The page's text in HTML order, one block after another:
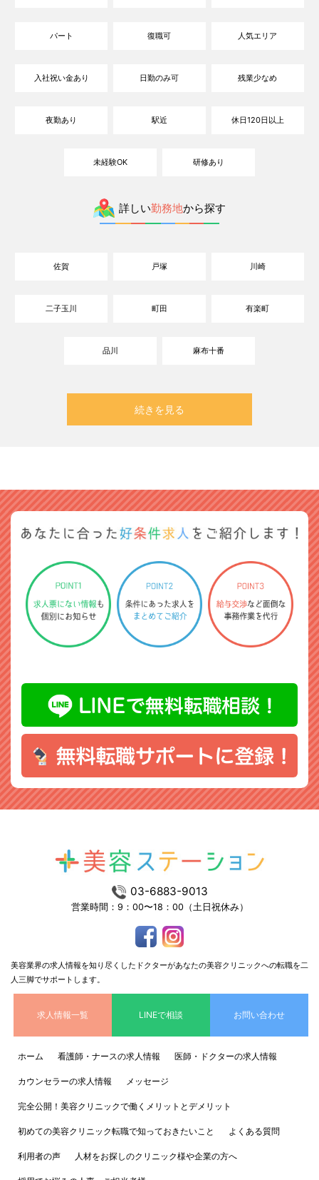
パート 復職可 人気エリア
入社祝い金あり 日勤のみ可 残業少なめ
夜勤あり 駅近 休日120日以上
未経験OK 研修あり
詳しい勤務地から探す
佐賀 戸塚 川崎
二子玉川 町田 有楽町
品川 麻布十番
続きを見る
03-6883-9013
営業時間：9：00〜18：00（土日祝休み）
美容業界の求人情報を知り尽くしたドクターがあなたの美容クリニックへの転職を二
人三脚でサポートします。
求人情報一覧 LINEで相談 お問い合わせ
ホーム 看護師・ナースの求人情報 医師・ドクターの求人情報
カウンセラーの求人情報 メッセージ
完全公開！美容クリニックで働くメリットとデメリット
初めての美容クリニック転職で知っておきたいこと よくある質問
利用者の声 人材をお探しのクリニック様や企業の方へ